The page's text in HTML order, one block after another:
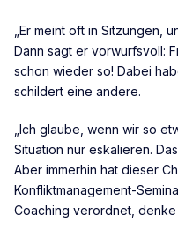
„Er meint oft in Sitzungen,
Dann sagt er vorwurfsvoll:
schon wieder so! Dabei
schildert eine andere.
„Ich glaube, wenn wir so
Situation nur eskalieren.
Aber immerhin hat dieser
Konfliktmanagement-
Coaching verordnet, denke